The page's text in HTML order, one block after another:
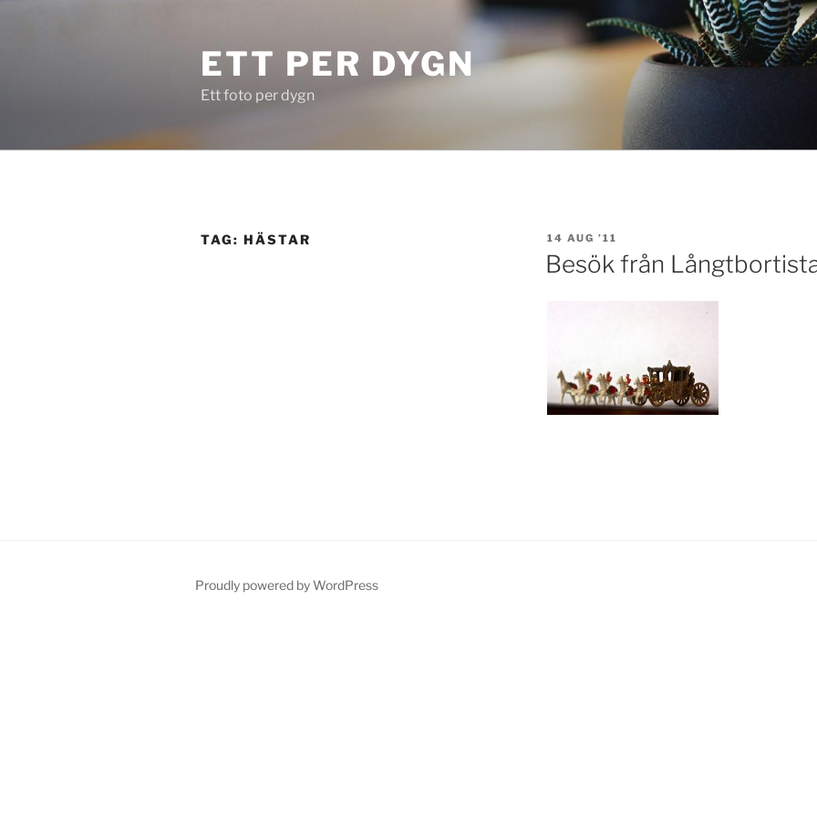
ETT PER DYGN
Ett foto per dygn
TAG: HÄSTAR
POSTED
ON
14 AUG ’11
Besök från
Proudly powered by WordPress